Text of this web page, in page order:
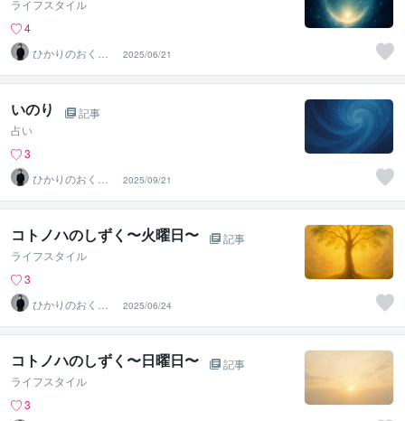
ライフスタイル
4
ひかりのおくり
て〜SinMa〜
2025/06/21
いのり
記事
占い
3
ひかりのおくり
て〜SinMa〜
2025/09/21
コトノハのしずく〜火曜日〜
記事
ライフスタイル
3
ひかりのおくり
て〜SinMa〜
2025/06/24
コトノハのしずく〜日曜日〜
記事
ライフスタイル
3